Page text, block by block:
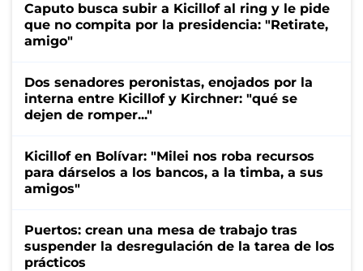
Caputo busca subir a Kicillof al ring y le pide
que no compita por la presidencia: "Retirate,
amigo"
Dos senadores peronistas, enojados por la
interna entre Kicillof y Kirchner: "qué se
dejen de romper..."
Kicillof en Bolívar: "Milei nos roba recursos
para dárselos a los bancos, a la timba, a sus
amigos"
Puertos: crean una mesa de trabajo tras
suspender la desregulación de la tarea de los
prácticos